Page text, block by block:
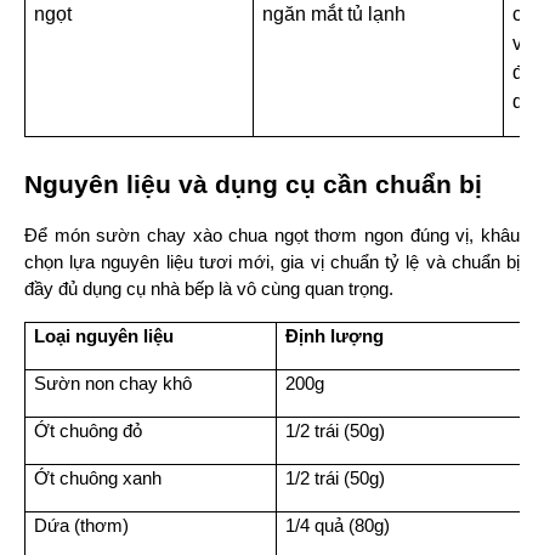
ngọt
ngăn mắt tủ lạnh
Nguyên liệu và dụng cụ cần chuẩn bị
Để món sườn chay xào chua ngọt thơm ngon đúng vị, khâu
chọn lựa nguyên liệu tươi mới, gia vị chuẩn tỷ lệ và chuẩn bị
đầy đủ dụng cụ nhà bếp là vô cùng quan trọng.
Loại nguyên liệu Định lượng
Sườn non chay khô 200g
Ớt chuông đỏ 1/2 trái (50g)
Ớt chuông xanh 1/2 trái (50g)
Dứa (thơm) 1/4 quả (80g)